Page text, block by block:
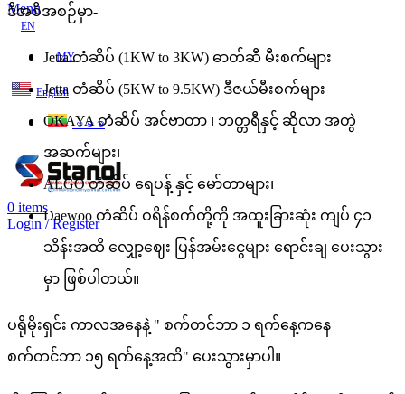
Menu
EN
MY
English
ဗမာစာ
0 items
Login / Register
ဒီအစီအစဉ်မှာ-
Jetta တံဆိပ် (1KW to 3KW) ဓာတ်ဆီ မီးစက်များ
Jetta တံဆိပ် (5KW to 9.5KW) ဒီဇယ်မီးစက်များ
OKAYA တံဆိပ် အင်ဗာတာ ၊ ဘတ္တရီနှင့် ဆိုလာ အတွဲ
အဆက်များ၊
ALGO တံဆိပ် ရေပန့် နှင့် မော်တာများ၊
Daewoo တံဆိပ် ဝရိန်စက်တို့ကို အထူးခြားဆုံး ကျပ် ၄၁
သိန်းအထိ လျှော့ဈေး ပြန်အမ်းငွေများ ရောင်းချ ပေးသွား
မှာ ဖြစ်ပါတယ်။
ပရိုမိုးရှင်း ကာလအနေနဲ့ " စက်တင်ဘာ ၁ ရက်နေ့ကနေ
စက်တင်ဘာ ၁၅ ရက်နေ့အထိ" ပေးသွားမှာပါ။